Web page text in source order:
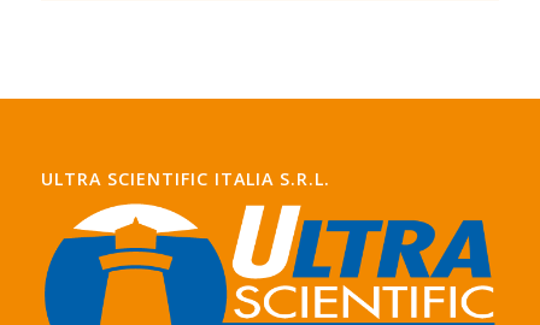
ULTRA SCIENTIFIC ITALIA S.R.L.